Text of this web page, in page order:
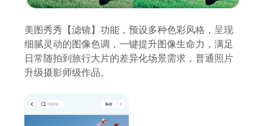
美图秀秀【滤镜】功能，预设多种色彩风格，呈现
细腻灵动的图像色调，一键提升图像生命力，满足
日常随拍到旅行大片的差异化场景需求，普通照片
升级摄影师级作品。